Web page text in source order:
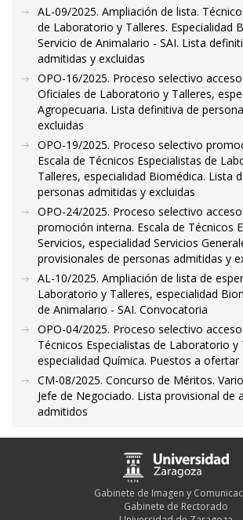
AL-09/2025. Ampliación de lista.
de Laboratorio y Talleres. Especialidad
Servicio de Animalario - SAI. Lista
admitidas y excluidas
OPO-16/2025. Proceso selectivo
Oficiales de Laboratorio y Talleres,
Agropecuaria. Lista definitiva de
excluidas
OPO-19/2025. Proceso selectivo
Escala de Técnicos Especialistas de
Talleres, especialidad Biomédica. Lista
personas admitidas y excluidas
OPO-24/2025. Proceso selectivo
promoción interna. Escala de Técnicos
Servicios, especialidad Servicios
provisionales de personas admitidas y
AL-10/2025. Ampliación de lista de
Laboratorio y Talleres, especialidad
de Animalario - SAI. Convocatoria
OPO-04/2025. Proceso selectivo
Técnicos Especialistas de Laboratorio y
especialidad Química. Puestos a ofertar
CM-08/2025. Concurso de Méritos.
Jefe de Negociado. Lista provisional de
admitidos
Gabinete de Imagen y
Gabinete de Rectorado